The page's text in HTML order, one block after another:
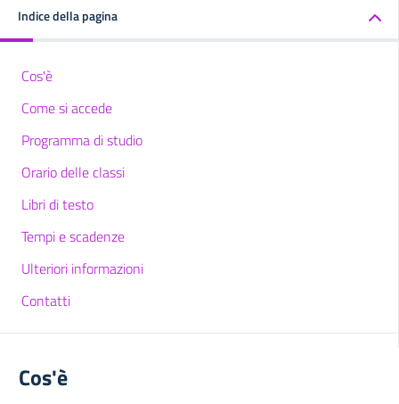
Indice della pagina
Cos'è
Come si accede
Programma di studio
Orario delle classi
Libri di testo
Tempi e scadenze
Ulteriori informazioni
Contatti
Cos'è